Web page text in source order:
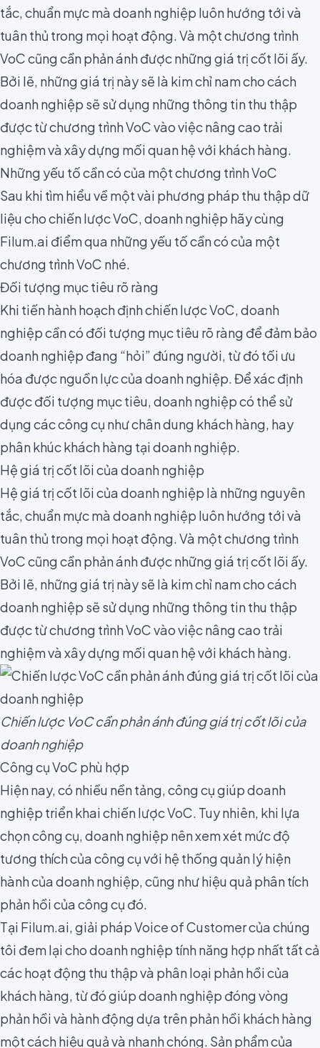
tắc, chuẩn mực mà doanh nghiệp luôn hướng tới và
tuân thủ trong mọi hoạt động. Và một chương trình
VoC cũng cần phản ánh được những giá trị cốt lõi ấy.
Bởi lẽ, những giá trị này sẽ là kim chỉ nam cho cách
doanh nghiệp sẽ sử dụng những thông tin thu thập
được từ chương trình VoC vào việc nâng cao trải
nghiệm và xây dựng mối quan hệ với khách hàng.
Những yếu tố cần có của một chương trình VoC
Sau khi tìm hiểu về một vài phương pháp thu thập dữ
liệu cho chiến lược VoC, doanh nghiệp hãy cùng
Filum.ai điểm qua những yếu tố cần có của một
chương trình VoC nhé.
Đối tượng mục tiêu rõ ràng
Khi tiến hành hoạch định chiến lược VoC, doanh
nghiệp cần có đối tượng mục tiêu rõ ràng để đảm bảo
doanh nghiệp đang “hỏi” đúng người, từ đó tối ưu
hóa được nguồn lực của doanh nghiệp. Để xác định
được đối tượng mục tiêu, doanh nghiệp có thể sử
dụng các công cụ nhưchân dung khách hàng, hay
phân khúc khách hàng tại doanh nghiệp.
Hệ giá trị cốt lõi của doanh nghiệp
Hệ giá trị cốt lõi của doanh nghiệp là những nguyên
tắc, chuẩn mực mà doanh nghiệp luôn hướng tới và
tuân thủ trong mọi hoạt động. Và một chương trình
VoC cũng cần phản ánh được những giá trị cốt lõi ấy.
Bởi lẽ, những giá trị này sẽ là kim chỉ nam cho cách
doanh nghiệp sẽ sử dụng những thông tin thu thập
được từ chương trình VoC vào việc nâng cao trải
nghiệm và xây dựng mối quan hệ với khách hàng.
Chiến lược VoC cần phản ánh đúng giá trị cốt lõi của
doanh nghiệp
Công cụ VoC phù hợp
Hiện nay, có nhiều nền tảng, công cụ giúp doanh
nghiệp triển khai chiến lược VoC. Tuy nhiên, khi lựa
chọn công cụ, doanh nghiệp nên xem xét mức độ
tương thích của công cụ với hệ thống quản lý hiện
hành của doanh nghiệp, cũng như hiệu quả phân tích
phản hồi của công cụ đó.
Tại Filum.ai, giải pháp Voice of Customer của chúng
tôi đem lại cho doanh nghiệp tính năng hợp nhất tất cả
các hoạt động thu thập và phân loại phản hồi của
khách hàng, từ đó giúp doanh nghiệp đóngvòng
phản hồivà hành động dựa trên phản hồi khách hàng
một cách hiệu quả và nhanh chóng. Sản phẩm của